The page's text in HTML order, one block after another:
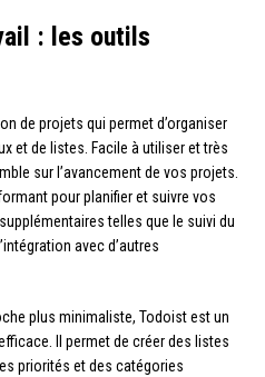
: les outils
de projets qui permet d’organiser
et de listes. Facile à utiliser et très
sur l’avancement de vos projets.
pour planifier et suivre vos
telles que le suivi du
avec d’autres
plus minimaliste, Todoist est un
Il permet de créer des listes
priorités et des catégories